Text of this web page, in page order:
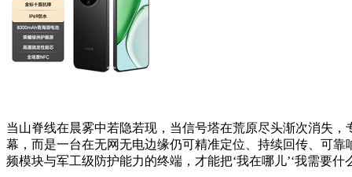
当山脊线在晨雾中若隐若现，当信号塔在荒原尽头渐次消失
幕，而是一台在无网无电边缘仍可精准定位、持续回传、可
频模块与军工级防护能力的终端，才能把‘我在哪儿’‘我需要